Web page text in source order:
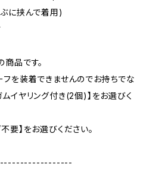
に挟んで着用)
品です。
フを装着できませんのでお持ちでな
イヤリング付き(2個)】をお選びく
要】をお選びください。